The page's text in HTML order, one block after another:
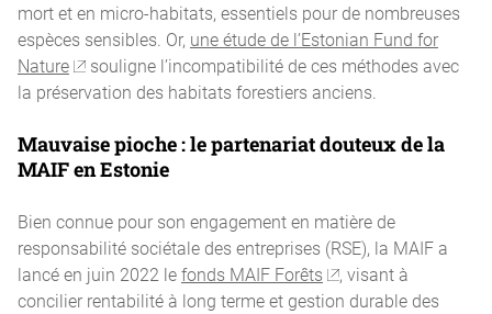
mort et en micro-habitats, essentiels pour de nombreuses
espèces sensibles. Or, une étude de l’Estonian Fund for
Nature
souligne l’incompatibilité de ces méthodes avec
la préservation des habitats forestiers anciens.
Mauvaise pioche : le partenariat douteux de la
MAIF en Estonie
Bien connue pour son engagement en matière de
responsabilité sociétale des entreprises (RSE), la MAIF a
lancé en juin 2022 lefonds MAIF Forêts
, visant à
concilier rentabilité à long terme et gestion durable des